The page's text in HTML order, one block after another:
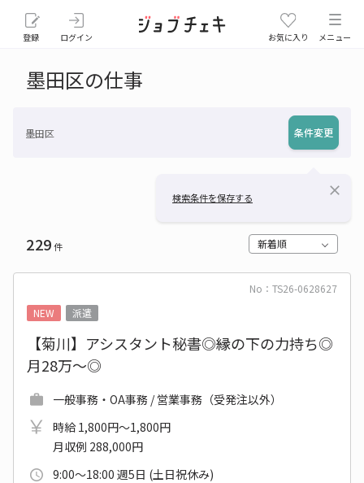
登録 ログイン お気に入り メニュー
墨田区の仕事
墨田区 条件変更
検索条件を保存する close
229件 新着順
No：TS26-0628627
NEW
派遣
【菊川】アシスタント秘書◎縁の下の力持ち◎
月28万～◎
一般事務・OA事務 / 営業事務（受発注以外）
時給 1,800円～1,800円
月収例 288,000円
9:00～18:00 週5日 (土日祝休み)